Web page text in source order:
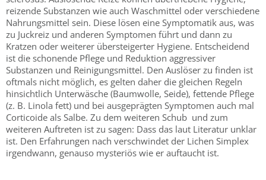
reizende Substanzen wie auch Waschmittel oder verschiedene
Nahrungsmittel sein. Diese lösen eine Symptomatik aus, was
zu Juckreiz und anderen Symptomen führt und dann zu
Kratzen oder weiterer übersteigerter Hygiene. Entscheidend
ist die schonende Pflege und Reduktion aggressiver
Substanzen und Reinigungsmittel. Den Auslöser zu finden ist
oftmals nicht möglich, es gelten daher die gleichen Regeln
hinsichtlich Unterwäsche (Baumwolle, Seide), fettende Pflege
(z. B. Linola fett) und bei ausgeprägten Symptomen auch mal
Corticoide als Salbe. Zu dem weiteren Schub und zum
weiteren Auftreten ist zu sagen: Dass das laut Literatur unklar
ist. Den Erfahrungen nach verschwindet der Lichen Simplex
irgendwann, genauso mysteriös wie er auftaucht ist.